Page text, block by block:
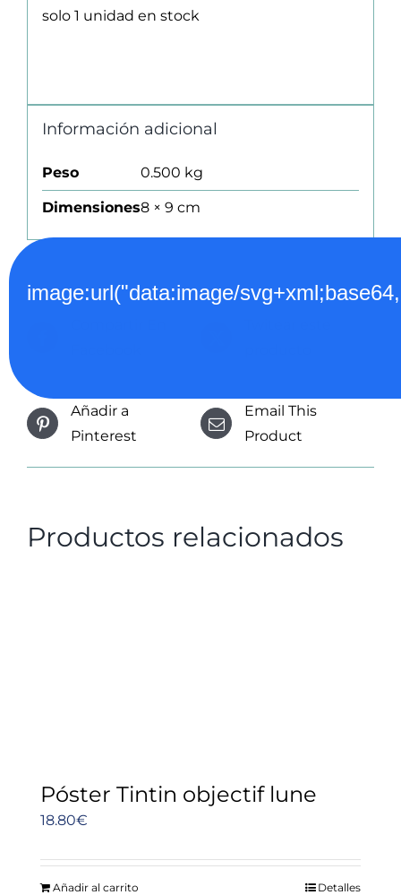
solo 1 unidad en stock
Información adicional
Peso 0.500 kg
Dimensiones8 × 9 cm
Añadir a
Pinterest
Email This
Product
Productos relacionados
Póster Tintin objectif lune
18.80€
Añadir al carrito Detalles
image:url("data:image/